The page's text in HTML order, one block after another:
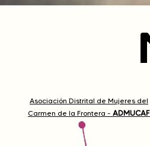
Asociación Distrital de Mujeres del
Carmen de la Frontera - ADMUCAF